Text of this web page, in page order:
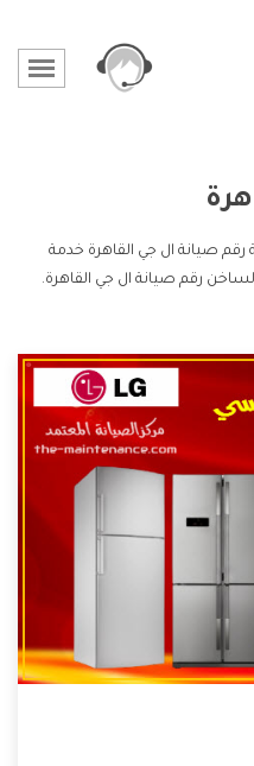
رقم صيانة ال جي القاهرة خدمة
رقم صيانة ال جي القاهرة.